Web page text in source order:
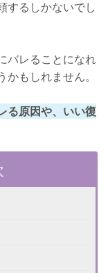
するしかないでし
バレることになれ
もしれません。
る原因や、いい復